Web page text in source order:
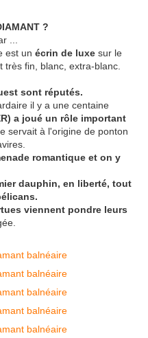
?
...
est un écrin de luxe sur le
très fin, blanc, extra-blanc.
sont réputés.
il y a une centaine
a joué un rôle important
servait à l'origine de ponton
romantique et on y
dauphin, en liberté, tout
viennent pondre leurs